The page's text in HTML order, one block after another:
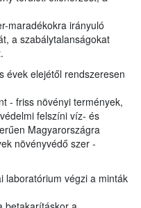
maradékokra irányuló
a szabálytalanságokat
évek elejétől rendszeresen
- friss növényi termények,
felszíni víz- és
Magyarországra
növényvédő szer -
laboratórium végzi a minták